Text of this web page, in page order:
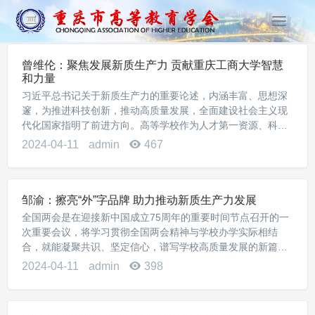
T
o
g
g
e
n
a
i
g
曾维伦：聚焦发展新质生产力 贡献重庆工商大学智慧
和力量
习近平总书记关于新质生产力的重要论述，内涵丰富、思想深
邃，为推进科技创新，推动高质量发展，全面建设社会主义现
代化国家指明了前进方向。高等学校作为人才第一资源、科技
第一生产力、创新第一动力的重要交汇点，是支撑新质生产力
2024-04-11 admin 467
邹渝：擦亮“外”字品牌 助力推动新质生产力发展
全国两会是在迎接新中国成立75周年的重要时间节点召开的一
次重要会议，将学习贯彻全国两会精神与学校办学实际相结
合，就能凝聚共识、坚定信心，谱写学校高质量发展的新篇
章。当前，全校上下正围绕全国两会和全市教育工作会议精神
2024-04-11 admin 398